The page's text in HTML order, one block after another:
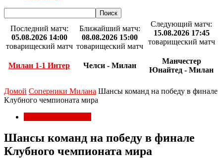
Последний матч:
05.08.2026 14:00
товарищеский матч
Милан 1-1 Интер
Ближайший матч:
08.08.2026 15:00
товарищеский матч
Челси - Милан
Следующий матч:
15.08.2026 17:45
товарищеский матч
Манчестер
Юнайтед - Милан
Домой Соперники Милана Шансы команд на победу в финале
Клубного чемпионата мира
Шансы команд на победу в финале
Клубного чемпионата мира